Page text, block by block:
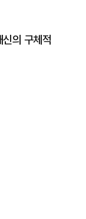
의 구체적